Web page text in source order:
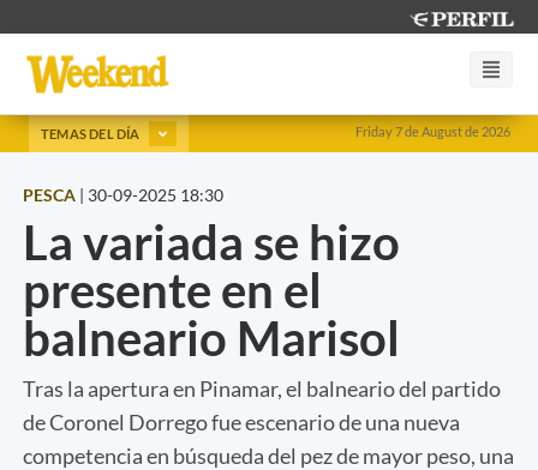
Friday 7 de August de 2026
TEMAS DEL DÍA
PESCA | 30-09-2025 18:30
La variada se hizo
presente en el
balneario Marisol
Tras la apertura en Pinamar, el balneario del partido
de Coronel Dorrego fue escenario de una nueva
competencia en búsqueda del pez de mayor peso, una